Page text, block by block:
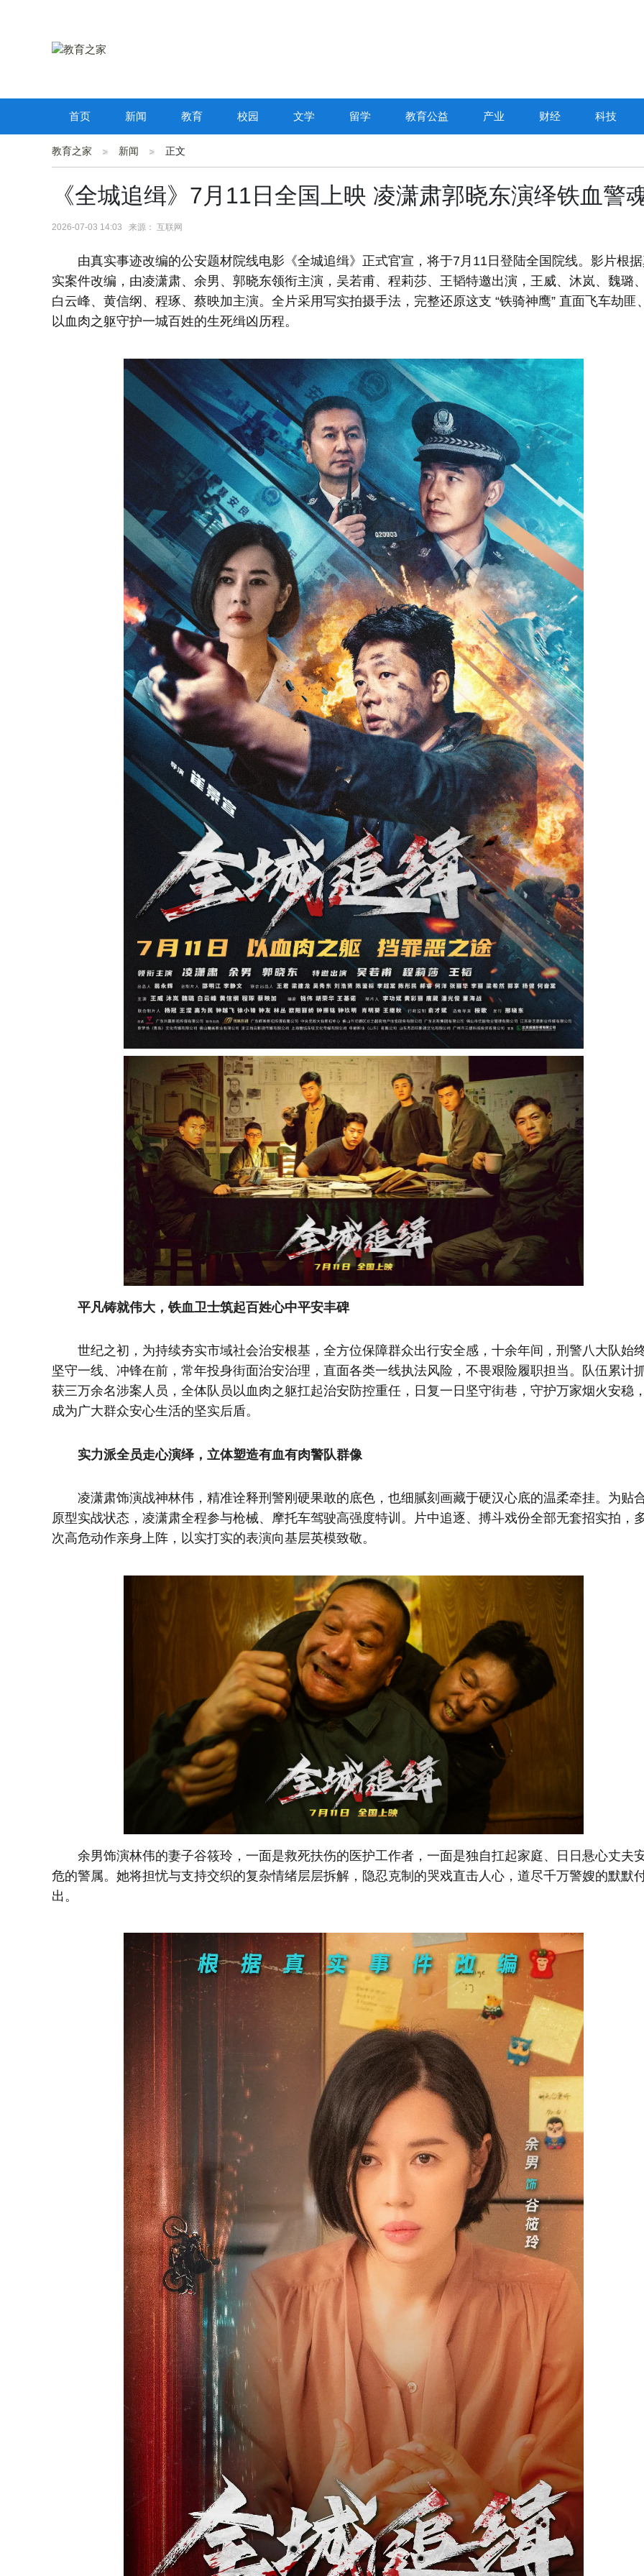
首页 新闻 教育 校园 文学 留学 教育公益 产业 财经 科技
教育之家 新闻 正文
《全城追缉》7月11日全国上映 凌潇肃郭晓东演绎铁血警
2026-07-03 14:03 来源： 互联网
由真实事迹改编的公安题材院线电影《全城追缉》正式官宣，将于7月11日登陆全国院线。影片根
实案件改编，由凌潇肃、余男、郭晓东领衔主演，吴若甫、程莉莎、王韬特邀出演，王威、沐岚、魏璐
白云峰、黄信纲、程琢、蔡映加主演。全片采用写实拍摄手法，完整还原这支 “铁骑神鹰” 直面飞车劫匪
以血肉之躯守护一城百姓的生死缉凶历程。
平凡铸就伟大，铁血卫士筑起百姓心中平安丰碑
世纪之初，为持续夯实市域社会治安根基，全方位保障群众出行安全感，十余年间，刑警八大队始
坚守一线、冲锋在前，常年投身街面治安治理，直面各类一线执法风险，不畏艰险履职担当。队伍累计
获三万余名涉案人员，全体队员以血肉之躯扛起治安防控重任，日复一日坚守街巷，守护万家烟火安稳
成为广大群众安心生活的坚实后盾。
实力派全员走心演绎，立体塑造有血有肉警队群像
凌潇肃饰演战神林伟，精准诠释刑警刚硬果敢的底色，也细腻刻画藏于硬汉心底的温柔牵挂。为贴
原型实战状态，凌潇肃全程参与枪械、摩托车驾驶高强度特训。片中追逐、搏斗戏份全部无套招实拍，
次高危动作亲身上阵，以实打实的表演向基层英模致敬。
余男饰演林伟的妻子谷筱玲，一面是救死扶伤的医护工作者，一面是独自扛起家庭、日日悬心丈夫
危的警属。她将担忧与支持交织的复杂情绪层层拆解，隐忍克制的哭戏直击人心，道尽千万警嫂的默默
出。